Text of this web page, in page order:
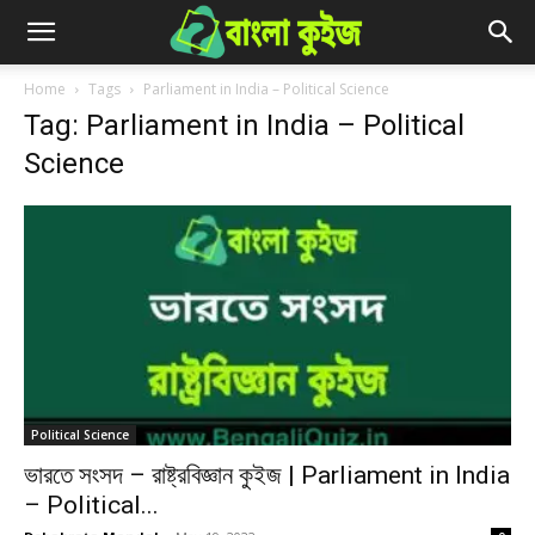
Home Tags Parliament in India – Political Science
Tag: Parliament in India – Political
Science
Political Science
ভারতে সংসদ – রাষ্ট্রবিজ্ঞান কুইজ | Parliament in India
– Political...